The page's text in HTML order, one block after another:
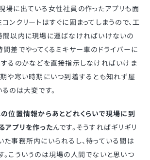
場に出ている女性社員の作ったアプリも面
ンクリートはすぐに固まってしまうので、工
間以内に現場に運ばなければいけないの
間差でやってくるミキサー車のドライバーに
するのかなどを直接指示しなければいけま
期や寒い時期にいつ到着するとも知れず屋
のは大変です。
位置情報からあとどれくらいで現場に到
アプリを作ったんです。そうすればギリギリ
た事務所内にいられるし、待っている間は
。こういうのは現場の人間でないと思いつ